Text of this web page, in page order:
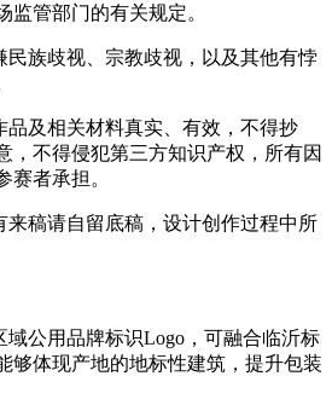
监管部门的有关规定。
民族歧视、宗教歧视，以及其他有悖
品及相关材料真实、有效，不得抄
，不得侵犯第三方知识产权，所有因
赛者承担。
来稿请自留底稿，设计创作过程中所
域公用品牌标识Logo，可融合临沂标
够体现产地的地标性建筑，提升包装